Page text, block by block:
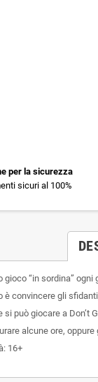
per la sicurezza
sicuri al 100%
gioco “in sordina”
è convincere gli
si può giocare a
alcune ore,
16+